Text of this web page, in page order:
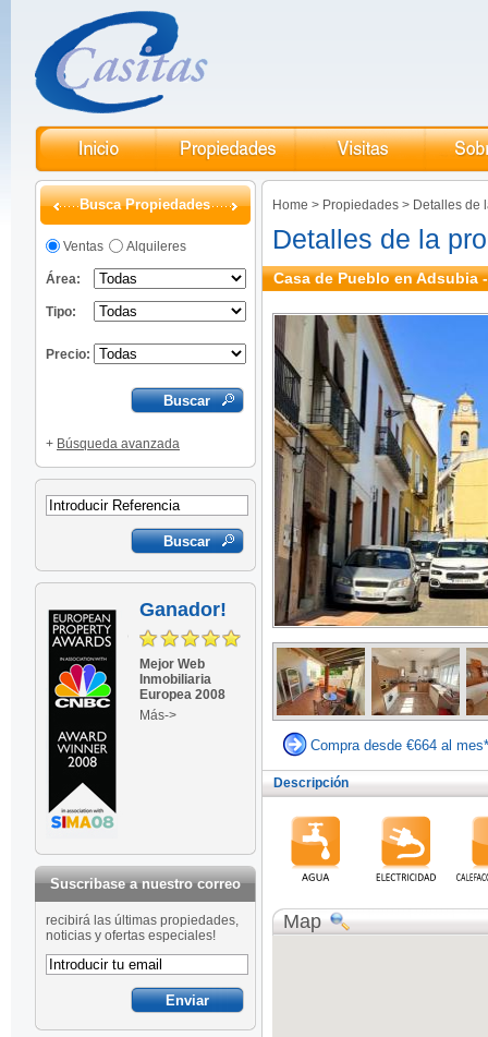
Busca Propiedades
Ventas Alquileres
Área:
Tipo:
Precio:
+ Búsqueda avanzada
Ganador!
Mejor Web
Inmobiliaria
Europea 2008
Más->
Suscribase a nuestro correo
recibirá las últimas propiedades,
noticias y ofertas especiales!
Home > Propiedades > Detalles de
Detalles de la
Casa de Pueblo en Adsubia
Compra desde €664 al mes*
Descripción
Map